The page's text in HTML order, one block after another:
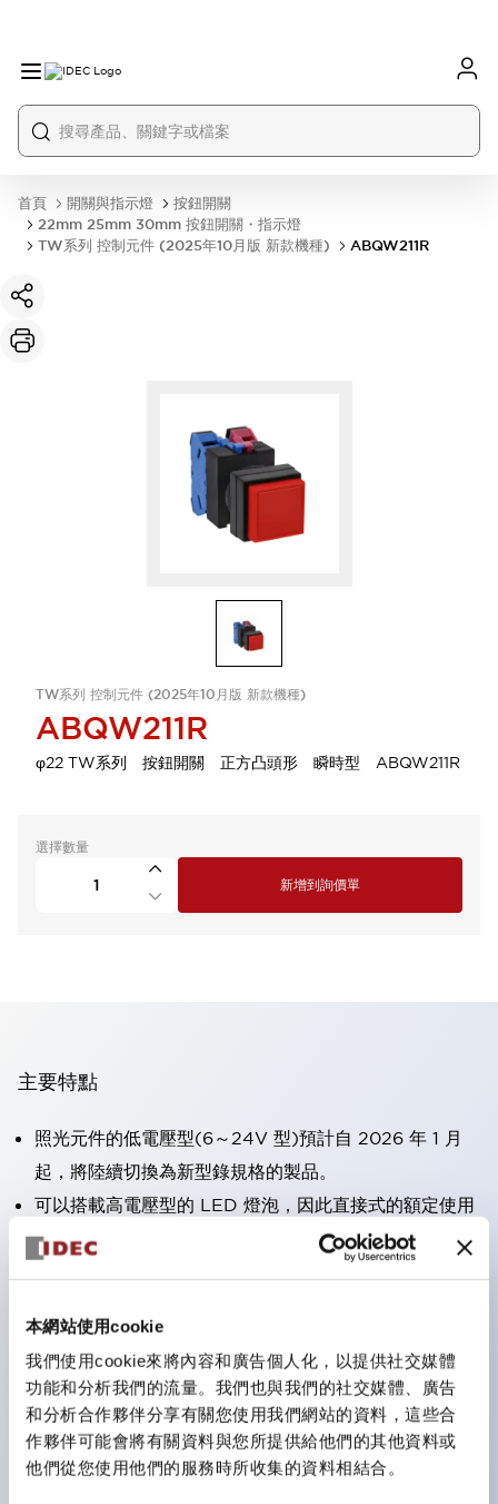
本網站使用cookie
我們使用cookie來將內容和廣告個人化，以提供社交媒體
功能和分析我們的流量。我們也與我們的社交媒體、廣告
和分析合作夥伴分享有關您使用我們網站的資料，這些合
作夥伴可能會將有關資料與您所提供給他們的其他資料或
他們從您使用他們的服務時所收集的資料相結合。
首頁 開關與指示燈
按鈕開關
22mm 25mm 30mm 按鈕開關・指示燈
TW系列 控制元件 (2025年10月版 新款機種)
ABQW211R
TW系列 控制元件 (2025年10月版 新款機種)
ABQW211R
φ22 TW系列 按鈕開關 正方凸頭形 瞬時型 ABQW211R
選擇數量
新增到詢價單
主要特點
照光元件的低電壓型(6～24V 型)預計自 2026 年 1 月
起，將陸續切換為新型錄規格的製品。
可以搭載高電壓型的 LED 燈泡，因此直接式的額定使用
電壓最高可支援至 240V。
一顆 LED 燈泡即可呈現六種顏色（LSRD 燈泡）。以往
需分色管理的 LED 燈泡，如今可用單一顆燈泡呈現多種
顏色。
符合UL、CSA、TÜV、CCC認證。